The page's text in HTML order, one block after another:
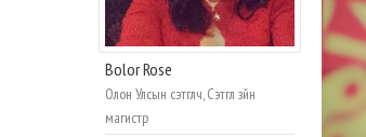
Bolor Rose
Олон Улсын сэтгүүлч, Сэтгүүл зүйн
магистр